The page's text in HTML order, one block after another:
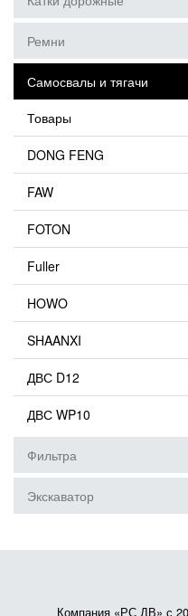
Ремни
Самосвалы и тягачи
Товары
DONG FENG
FAW
FOTON
Fuller
HOWO
SHAANXI
ДВС D12
ДВС WP10
Фильтра
Экскаватор
Компания «РС ДВ» с